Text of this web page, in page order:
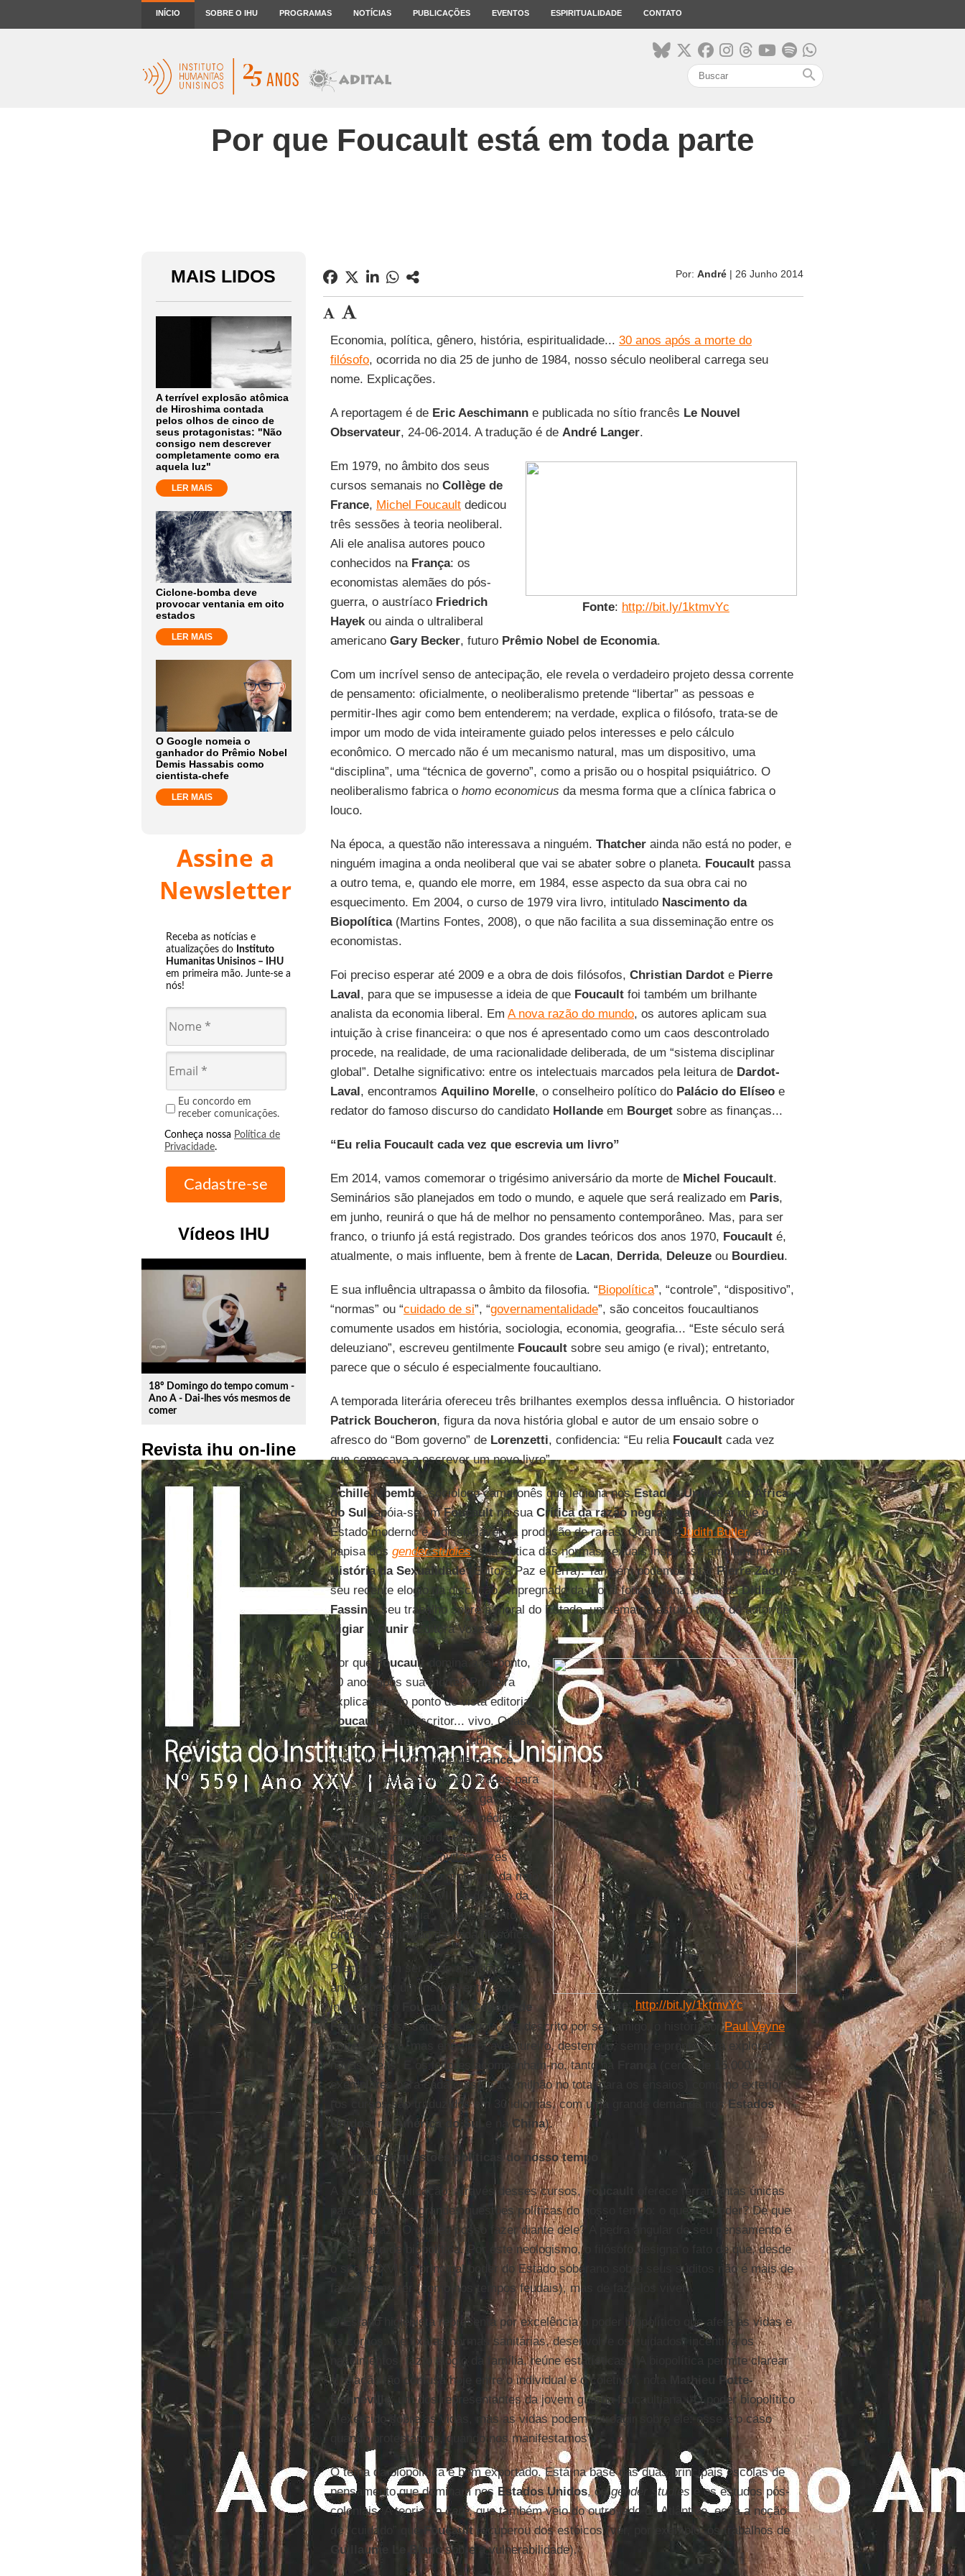
INÍCIO SOBRE O IHU PROGRAMAS NOTÍCIAS PUBLICAÇÕES EVENTOS ESPIRITUALIDADE CONTATO
search
Por que Foucault está em toda parte
MAIS LIDOS
A terrível explosão atômica
de Hiroshima contada
pelos olhos de cinco de
seus protagonistas: "Não
consigo nem descrever
completamente como era
aquela luz"
LER MAIS
Ciclone-bomba deve
provocar ventania em oito
estados
LER MAIS
O Google nomeia o
ganhador do Prêmio Nobel
Demis Hassabis como
cientista-chefe
LER MAIS
Assine a
Newsletter
Receba as notícias e
atualizações do Instituto
Humanitas Unisinos – IHU
em primeira mão. Junte-se a
nós!
Eu concordo em
receber comunicações.
Conheça nossa Política de
Privacidade.
Vídeos IHU
play_circle_outline
18º Domingo do tempo comum -
Ano A - Dai-lhes vós mesmos de
comer
Revista ihu on-line
Por: André| 26 Junho 2014
Economia, política, gênero, história, espiritualidade... 30 anos após a morte do
filósofo, ocorrida no dia 25 de junho de 1984, nosso século neoliberal carrega seu
nome. Explicações.
A reportagem é de Eric Aeschimanne publicada no sítio francês Le Nouvel
Observateur, 24-06-2014. A tradução é de André Langer.
Fonte: http://bit.ly/1ktmvYc
Em 1979, no âmbito dos seus
cursos semanais no Collège de
France, Michel Foucaultdedicou
três sessões à teoria neoliberal.
Ali ele analisa autores pouco
conhecidos na França: os
economistas alemães do pós-
guerra, o austríaco Friedrich
Hayekou ainda o ultraliberal
americano Gary Becker, futuro Prêmio Nobel de Economia.
Com um incrível senso de antecipação, ele revela o verdadeiro projeto dessa corrente
de pensamento: oficialmente, o neoliberalismo pretende “libertar” as pessoas e
permitir-lhes agir como bem entenderem; na verdade, explica o filósofo, trata-se de
impor um modo de vida inteiramente guiado pelos interesses e pelo cálculo
econômico. O mercado não é um mecanismo natural, mas um dispositivo, uma
“disciplina”, uma “técnica de governo”, como a prisão ou o hospital psiquiátrico. O
neoliberalismo fabrica o homo economicus da mesma forma que a clínica fabrica o
louco.
Na época, a questão não interessava a ninguém. Thatcherainda não está no poder, e
ninguém imagina a onda neoliberal que vai se abater sobre o planeta. Foucaultpassa
a outro tema, e, quando ele morre, em 1984, esse aspecto da sua obra cai no
esquecimento. Em 2004, o curso de 1979 vira livro, intitulado Nascimento da
Biopolítica(Martins Fontes, 2008), o que não facilita a sua disseminação entre os
economistas.
Foi preciso esperar até 2009 e a obra de dois filósofos, Christian Dardote Pierre
Laval, para que se impusesse a ideia de que Foucaultfoi também um brilhante
analista da economia liberal. Em A nova razão do mundo, os autores aplicam sua
intuição à crise financeira: o que nos é apresentado como um caos descontrolado
procede, na realidade, de uma racionalidade deliberada, de um “sistema disciplinar
global”. Detalhe significativo: entre os intelectuais marcados pela leitura de Dardot-
Laval, encontramos Aquilino Morelle, o conselheiro político do Palácio do Elíseoe
redator do famoso discurso do candidato Hollandeem Bourgetsobre as finanças...
“Eu relia Foucault cada vez que escrevia um livro”
Em 2014, vamos comemorar o trigésimo aniversário da morte de Michel Foucault.
Seminários são planejados em todo o mundo, e aquele que será realizado em Paris,
em junho, reunirá o que há de melhor no pensamento contemporâneo. Mas, para ser
franco, o triunfo já está registrado. Dos grandes teóricos dos anos 1970, Foucaulté,
atualmente, o mais influente, bem à frente de Lacan, Derrida, Deleuzeou Bourdieu.
E sua influência ultrapassa o âmbito da filosofia. “Biopolítica”, “controle”, “dispositivo”,
“normas” ou “cuidado de si”, “governamentalidade”, são conceitos foucaultianos
comumente usados em história, sociologia, economia, geografia... “Este século será
deleuziano”, escreveu gentilmente Foucaultsobre seu amigo (e rival); entretanto,
parece que o século é especialmente foucaultiano.
A temporada literária ofereceu três brilhantes exemplos dessa influência. O historiador
Patrick Boucheron, figura da nova história global e autor de um ensaio sobre o
afresco do “Bom governo” de Lorenzetti, confidencia: “Eu relia Foucaultcada vez
que começava a escrever um novo livro”.
Achille Mbembe, sociólogo camaronês que leciona nosEstados Unidose naÁfrica
do Sul, apóia-se emFoucaultna sua Crítica da razão negrapara mostrar que o
Estado moderno é indissociável da produção de raças. Quanto àJudith Butler, a
papisa dos gender studies, sua crítica das normas sexuais inspira-se amplamente em
História da Sexualidade(Editora Paz e Terra). Também podemos citarPierre Zaouie
seu recente elogio da discrição, impregnado da moral foucaultiana, ou aindaDidier
Fassine seu trabalho sobre a moral do Estado, um tema de estudo típico do autor de
Vigiar e Punir(Editora Vozes).
Fonte : http://bit.ly/1ktmvYc
Por que Foucault domina a tal ponto,
30 anos após sua morte? Primeira
explicação: do ponto de vista editorial,
Foucaulté um escritor... vivo. Quase
todos os anos, graças à publicação
dos cursos noCollège de France,
novos textos são disponibilizados para
o público. E sem fundos de gaveta,
mas de
verdadeiros
textos inéditos,
onde o filósofo aborda temas
totalmente novos e muitas vezes
inesperados, como o problema da mão
de obra no século XVIII, o destino da
palavra “economia”, o pensamento
cínico ou definição da “vida filosófica”.
Preciso, sem ser dado a jargões,
animado por um incrível entusiasmo
intelectual, o
Foucaultdo Collège
de
France é esse samurai de gola alta descrito por seu amigo, o historiadorPaul Veyne:
cortês, cético, mas enérgico, aventureiro, destemido, sempre pronto para explorar
novas áreas. E os leitores acompanham-no, tanto na
(cerca de 15.000
exemplares para cada curso e 1,3 milhão no total para os ensaios) como no exterior
(os cursos são traduzidos em 30 idiomas, com uma grande demanda nosEstados
Unidos , na América do Sul e na China).
As grandes questões políticas do nosso tempo
A segunda explicação: através desses cursos,Foucault
oferece ferramentas únicas
para abordar as grandes questões políticas do nosso tempo: o que é o poder? De que
ele é capaz? O que eu posso fazer diante dele? A pedra angular do seu pensamento é
o conceito de biopolítica. Por este neologismo, o filósofo designa o fato de que, desde
o século XVII, o principal poder do Estado soberano sobre seus súditos não é mais de
fazê-los morrer (como nos tempos feudais), mas de fazê-los viver.
O Estado higienista representa por excelência o poder biopolítico que afeta as vidas e
os corpos: ele fixa as normas sanitárias, desenvolve os cuidados, incentiva os
nascimentos, faz o elogio da família, reúne estatísticas. “A biopolítica permite clarear
a relação tão confusa hoje entre o individual e o coletivo”, nota
Mathieu Potte-
Bonneville, um dos representantes da jovem guarda foucaultiana. “O poder biopolítico
é exercido sobre as vidas, mas as vidas podem retroagir sobre ele: esse é o caso
quando protestamos, quando nos manifestamos”.
O tema da biopolítica é bem exportado. Está na base das duas principais escolas de
pensamento que dominam nos Estados Unidos, osgender studies e os estudos pós-
coloniais. A teoria docare, que também veio do outro lado do Atlântico, ecoa a noção
de “cuidado” que
Foucaultrecuperou dos estóicos (ver, por exemplo, os trabalhos de
Guillaume Le Blancsobre a vulnerabilidade).